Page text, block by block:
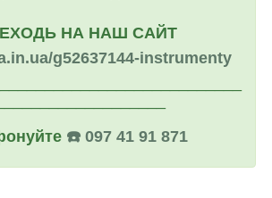
НА НАШ САЙТ
g52637144-instrumenty
☎️ 097 41 91 871